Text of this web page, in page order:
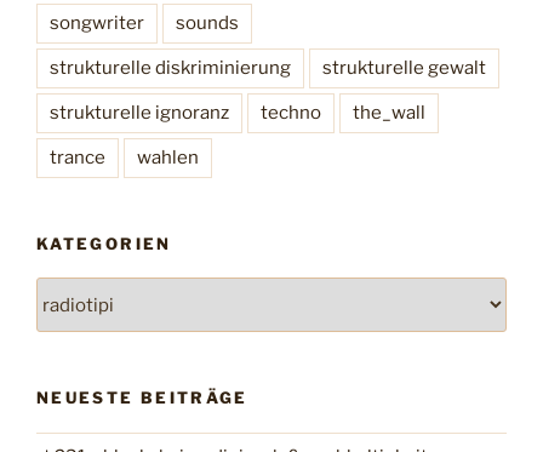
songwriter sounds
strukturelle diskriminierung strukturelle gewalt
strukturelle ignoranz techno the_wall
trance wahlen
KATEGORIEN
g
o
NEUESTE BEITRÄGE